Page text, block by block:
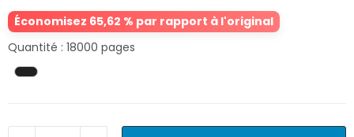
Économisez 65,62 % par rapport à l'original
Quantité : 18000 pages